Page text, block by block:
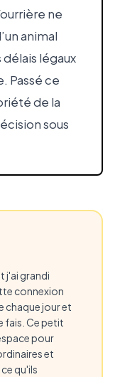
ne
animal
légaux
Passé ce
de la
sous
j'ai grandi
connexion
chaque jour et
fais. Ce petit
pour
et
qu'ils